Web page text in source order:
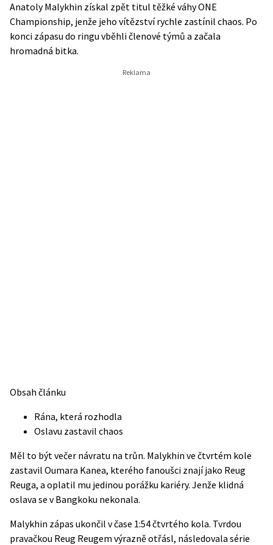
Anatoly Malykhin získal zpět titul těžké váhy ONE
Championship, jenže jeho vítězství rychle zastínil chaos. Po
konci zápasu do ringu vběhli členové týmů a začala
hromadná bitka.
Obsah článku
Rána, která rozhodla
Oslavu zastavil chaos
Měl to být večer návratu na trůn. Malykhin ve čtvrtém kole
zastavil Oumara Kanea, kterého fanoušci znají jako Reug
Reuga, a oplatil mu jedinou porážku kariéry. Jenže klidná
oslava se v Bangkoku nekonala.
Malykhin zápas ukončil v čase 1:54 čtvrtého kola. Tvrdou
pravačkou Reug Reugem výrazně otřásl, následovala série